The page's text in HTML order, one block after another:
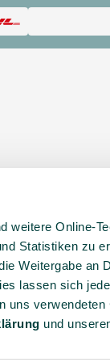
weitere Online-
Statistiken zu
Weitergabe an
lassen sich
uns
und